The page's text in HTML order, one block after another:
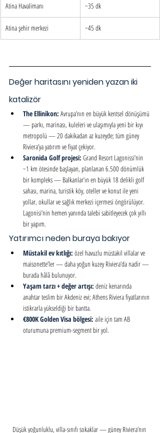
Atina Havalimanı ~35 dk
Atina şehir merkezi ~45 dk
Değer haritasını yeniden yazan iki
katalizör
The Ellinikon: Avrupa’nın en büyük kentsel dönüşümü
— parkı, marinası, kuleleri ve ulaşımıyla yeni bir kıyı
metropolü — 20 dakikadan az kuzeyde; tüm güney
Riviera’ya yatırım ve fiyat çekiyor.
Saronida Golf projesi: Grand Resort Lagonissi’nin
~1 km ötesinde başlayan, planlanan 6.500 dönümlük
bir kompleks — Balkanlar’ın en büyük 18 delikli golf
sahası, marina, turistik köy, oteller ve konut ile yeni
yollar, okullar ve sağlık merkezi içermesi öngörülüyor.
Lagonisi’nin hemen yanında talebi sabitleyecek çok yıllı
bir yapım.
Yatırımcı neden buraya bakıyor
Müstakil ev kıtlığı: özel havuzlu müstakil villalar ve
maisonette’ler — daha yoğun kuzey Riviera’da nadir —
burada hâlâ bulunuyor.
Yaşam tarzı + değer artışı: deniz kenarında
anahtar teslim bir Akdeniz evi; Athens Riviera fiyatlarının
istikrarla yükseldiği bir bantta.
€800K Golden Visa bölgesi: aile için tam AB
oturumuna premium-segment bir yol.
Düşük yoğunluklu, villa-sınıfı sokaklar — güney Riviera’nın